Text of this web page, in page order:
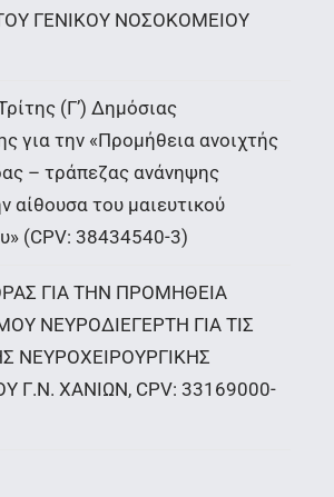
ΓΕΝΙΚΟΥ ΝΟΣΟΚΟΜΕΙΟΥ
(Γ’) Δημόσιας
για την «Προμήθεια ανοιχτής
– τράπεζας ανάνηψης
αίθουσα του μαιευτικού
(CPV: 38434540-3)
ΓΙΑ ΤΗΝ ΠΡΟΜΗΘΕΙΑ
ΝΕΥΡΟΔΙΕΓΕΡΤΗ ΓΙΑ ΤΙΣ
ΝΕΥΡΟΧΕΙΡΟΥΡΓΙΚΗΣ
Γ.Ν. ΧΑΝΙΩΝ, CPV: 33169000-